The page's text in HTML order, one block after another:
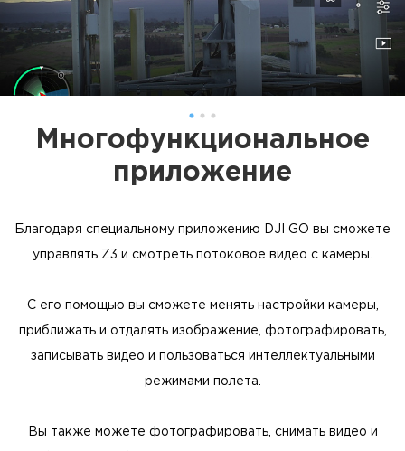
Многофункциональное
приложение
Благодаря специальному приложению DJI GO вы сможете
управлять Z3 и смотреть потоковое видео с камеры.
С его помощью вы сможете менять настройки камеры,
приближать и отдалять изображение, фотографировать,
записывать видео и пользоваться интеллектуальными
режимами полета.
Вы также можете фотографировать, снимать видео и